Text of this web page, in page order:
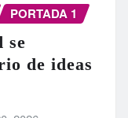
PORTADA 1
se
de ideas